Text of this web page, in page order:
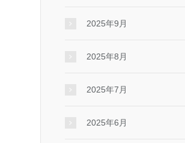
2025年9月
2025年8月
2025年7月
2025年6月